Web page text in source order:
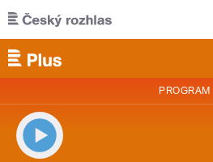
Přejít k hlavnímu obsahu
PROGRAM